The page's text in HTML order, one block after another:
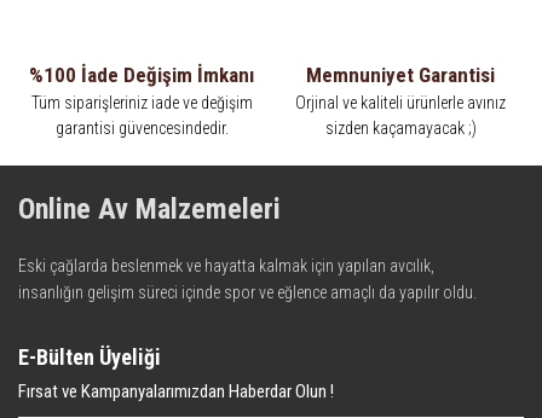
%100 İade Değişim İmkanı
Tüm siparişleriniz iade ve değişim
garantisi güvencesindedir.
Memnuniyet Garantisi
Orjinal ve kaliteli ürünlerle avınız
sizden kaçamayacak ;)
Online Av Malzemeleri
Eski çağlarda beslenmek ve hayatta kalmak için yapılan avcılık,
insanlığın gelişim süreci içinde spor ve eğlence amaçlı da yapılır oldu.
teknolojinin dokunuşuyla av malzemelerinde en iyisini meydana
getiriyor. Online Av Malzemeleri, avlanmayı daha keyifli hale getiren bu
araçları kullanıcıya sunmaktadır. Eski çağlarda beslenmek ve hayatta
E-Bülten Üyeliği
Fırsat ve Kampanyalarımızdan Haberdar Olun !